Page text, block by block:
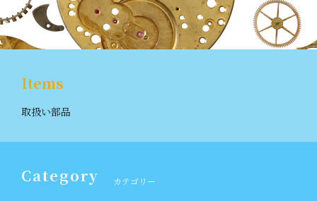
Items
取扱い部品
Category カテゴリー